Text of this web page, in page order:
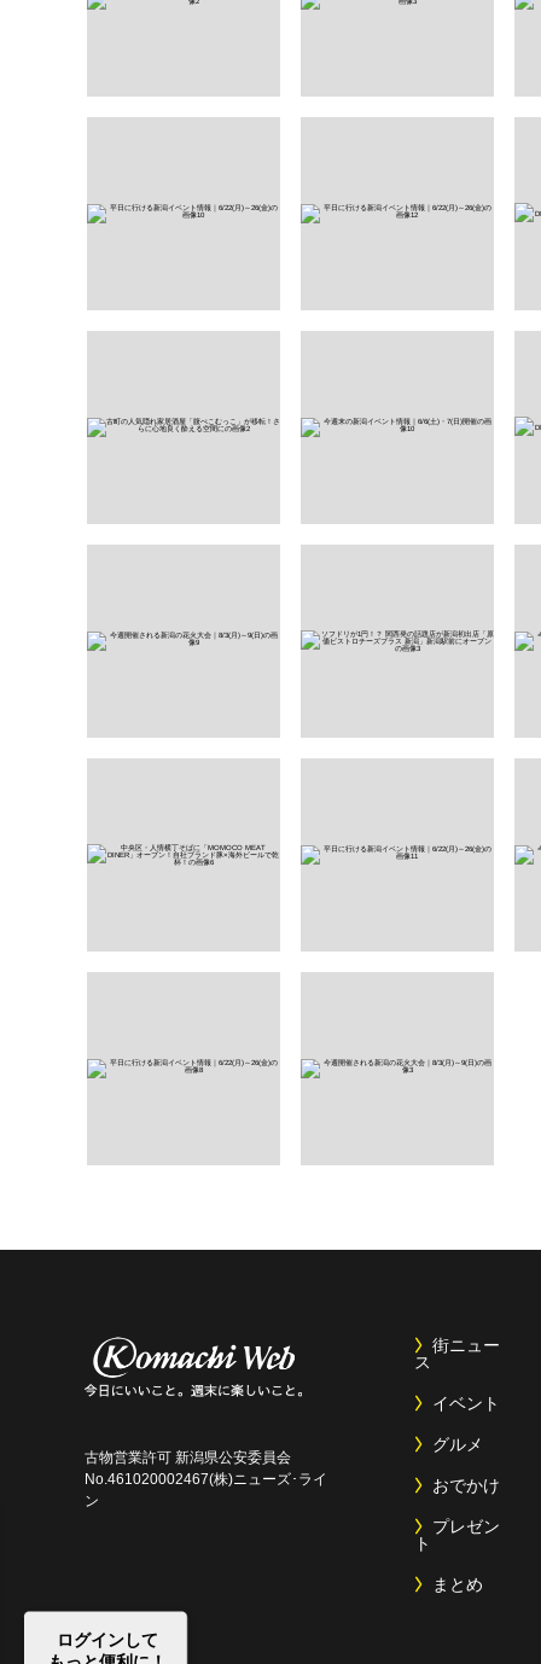
ログインして
古物営業許可 新潟県公安委員会
No.461020002467(株)ニューズ･ライ
ン
街ニュー
ス
イベント
グルメ
おでかけ
プレゼン
ト
まとめ